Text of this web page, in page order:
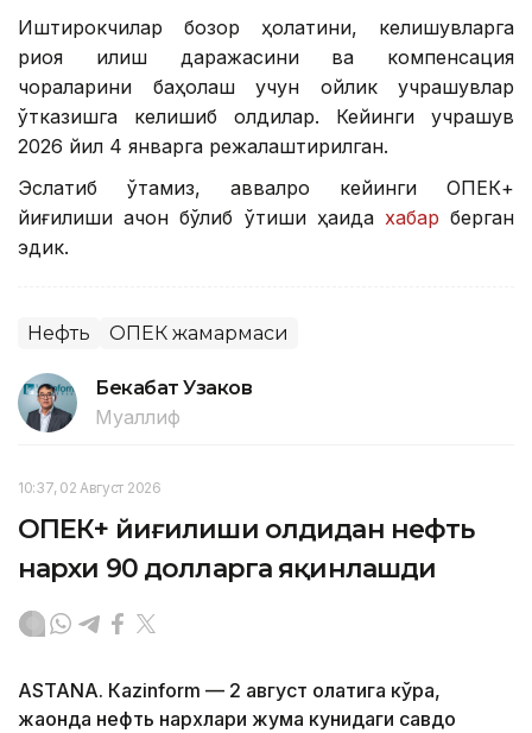
Иштирокчилар бозор ҳолатини, келишувларга
риоя қилиш даражасини ва компенсация
чораларини баҳолаш учун ойлик учрашувлар
ўтказишга келишиб олдилар. Кейинги учрашув
2026 йил 4 январга режалаштирилган.
Эслатиб ўтамиз, аввалроқ кейинги ОПЕК+
йиғилиши қачон бўлиб ўтиши ҳақида хабар берган
эдик.
Нефть ОПЕК жамғармаси
Бекабат Узаков
Муаллиф
10:37, 02 Август 2026
ОПEК+ йиғилиши олдидан нефть
нархи 90 долларга яқинлашди
ASTANА. Кazinform — 2 август ҳолатига кўра,
жаҳонда нефть нархлари жума кунидаги савдо